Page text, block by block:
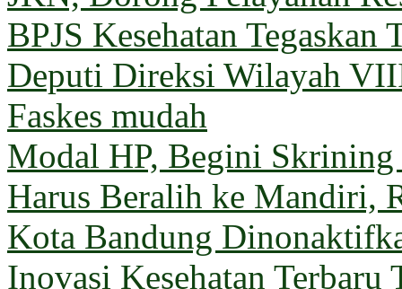
BPJS Kesehatan Tegaskan
Deputi Direksi Wilayah
Faskes mudah
Modal HP, Begini Skrining
Harus Beralih ke Mandiri,
Kota Bandung
Inovasi Kesehatan